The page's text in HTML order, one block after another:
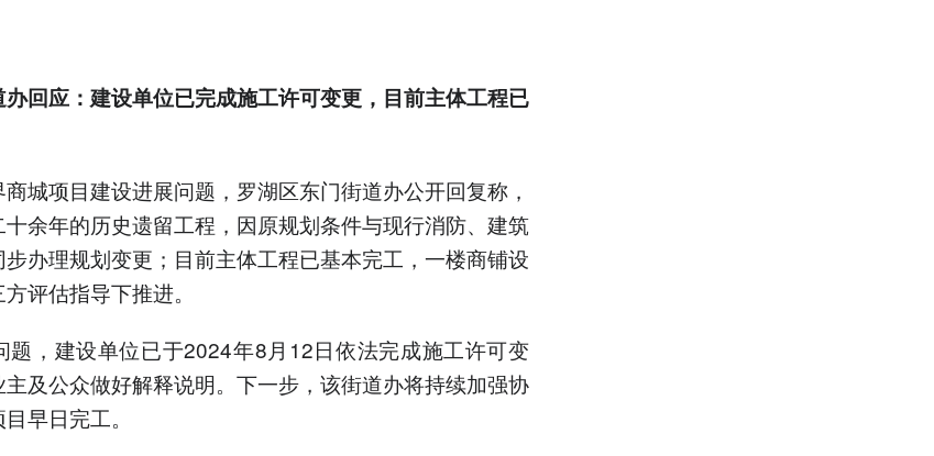
回应： 建设单位已完成施工许可变更， 目前主体工程已
城项目建设进展问题，罗湖区东门街道办公开回复称，
余年的历史遗留工程，因原规划条件与现行消防、建筑
办理规划变更；目前主体工程已基本完工，一楼商铺设
评估指导下推进。
题，建设单位已于2024年8月12日依法完成施工许可变
及公众做好解释说明。下一步，该街道办将持续加强协
早日完工。